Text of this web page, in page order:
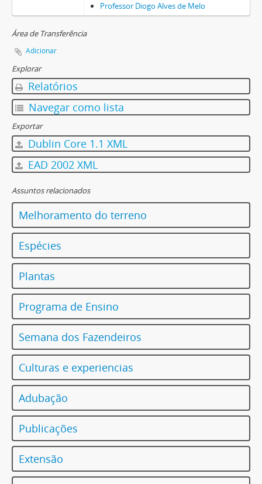
Professor Diogo Alves de Melo
Área de Transferência
Adicionar
Explorar
Relatórios
Navegar como lista
Exportar
Dublin Core 1.1 XML
EAD 2002 XML
Assuntos relacionados
Melhoramento do terreno
Espécies
Plantas
Programa de Ensino
Semana dos Fazendeiros
Culturas e experiencias
Adubação
Publicações
Extensão